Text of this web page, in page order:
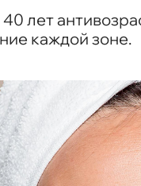
лет
каждой зоне.